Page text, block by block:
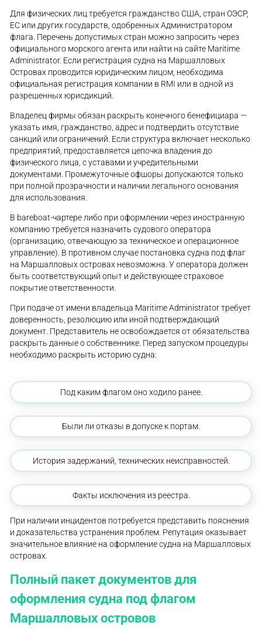
Для физических лиц требуется гражданство США, стран ОЭСР,
ЕС или других государств, одобренных Администратором
флага. Перечень допустимых стран можно запросить через
официального морского агента или найти на сайте Maritime
Administrator. Если регистрация судна на Маршалловых
Островах проводится юридическим лицом, необходима
официальная регистрация компании в RMI или в одной из
разрешенных юрисдикций.
Владелец фирмы обязан раскрыть конечного бенефициара —
указать имя, гражданство, адрес и подтвердить отсутствие
санкций или ограничений. Если структура включает несколько
предприятий, предоставляется цепочка владения до
физического лица, с уставами и учредительными
документами. Промежуточные офшоры допускаются только
при полной прозрачности и наличии легального основания
для использования.
В bareboat-чартере либо при оформлении через иностранную
компанию требуется назначить судового оператора
(организацию, отвечающую за техническое и операционное
управление). В противном случае постановка судна под флаг
на Маршалловых островах невозможна. У оператора должен
быть соответствующий опыт и действующее страховое
покрытие ответственности.
При подаче от имени владельца Maritime Administrator требует
доверенность, резолюцию или иной подтверждающий
документ. Представитель не освобождается от обязательства
раскрыть данные о собственнике. Перед запуском процедуры
необходимо раскрыть историю судна:
Под каким флагом оно ходило ранее.
Были ли отказы в допуске к портам.
История задержаний, технических неисправностей.
Факты исключения из реестра.
При наличии инцидентов потребуется представить пояснения
и доказательства устранения проблем. Репутация оказывает
значительное влияние на оформление судна на Маршалловых
островах.
Полный пакет документов для
оформления судна под флагом
Маршалловых островов